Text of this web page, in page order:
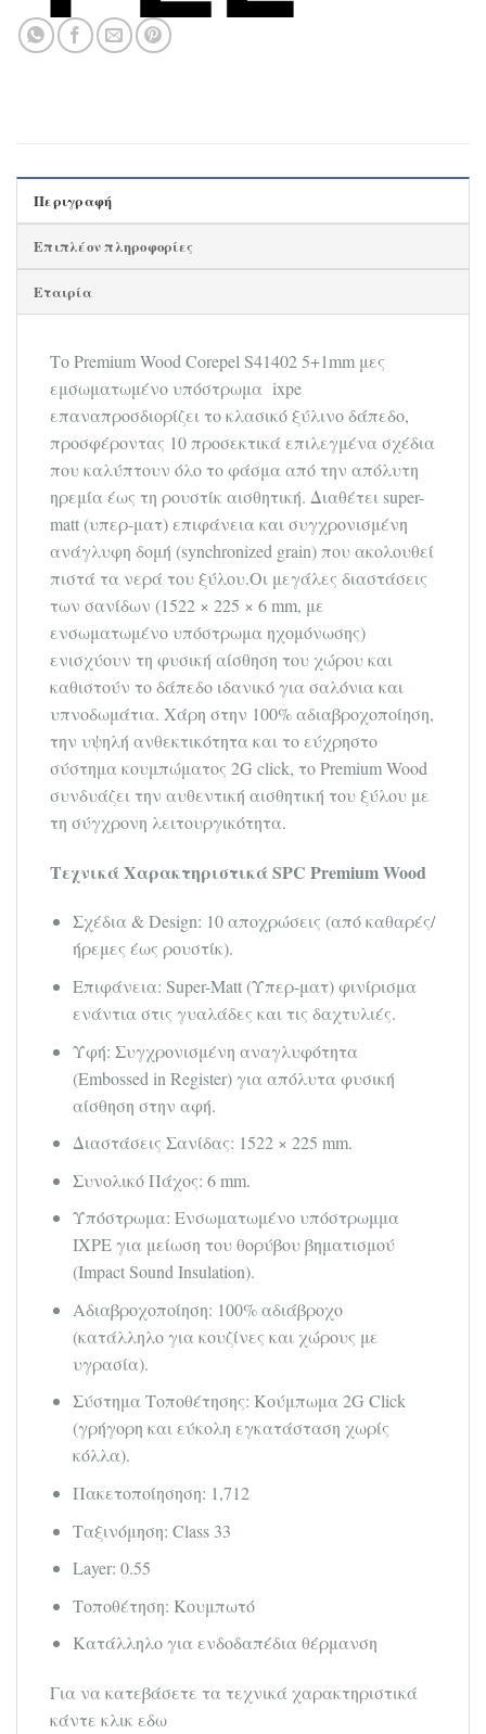
Περιγραφή
Επιπλέον πληροφορίες
Εταιρία
Το Premium Wood Corepel S41402 5+1mm μες
εμσωματωμένο υπόστρωμα ixpe
επαναπροσδιορίζει το κλασικό ξύλινο δάπεδο,
προσφέροντας 10 προσεκτικά επιλεγμένα σχέδια
που καλύπτουν όλο το φάσμα από την απόλυτη
ηρεμία έως τη ρουστίκ αισθητική. Διαθέτει super-
matt (υπερ-ματ) επιφάνεια και συγχρονισμένη
ανάγλυφη δομή (synchronized grain) που ακολουθεί
πιστά τα νερά του ξύλου.Οι μεγάλες διαστάσεις
των σανίδων (1522 × 225 × 6 mm, με
ενσωματωμένο υπόστρωμα ηχομόνωσης)
ενισχύουν τη φυσική αίσθηση του χώρου και
καθιστούν το δάπεδο ιδανικό για σαλόνια και
υπνοδωμάτια. Χάρη στην 100% αδιαβροχοποίηση,
την υψηλή ανθεκτικότητα και το εύχρηστο
σύστημα κουμπώματος 2G click, το Premium Wood
συνδυάζει την αυθεντική αισθητική του ξύλου με
τη σύγχρονη λειτουργικότητα.
Τεχνικά Χαρακτηριστικά SPC Premium Wood
Σχέδια & Design: 10 αποχρώσεις (από καθαρές/
ήρεμες έως ρουστίκ).
Επιφάνεια: Super-Matt (Υπερ-ματ) φινίρισμα
ενάντια στις γυαλάδες και τις δαχτυλιές.
Υφή: Συγχρονισμένη αναγλυφότητα
(Embossed in Register) για απόλυτα φυσική
αίσθηση στην αφή.
Διαστάσεις Σανίδας: 1522 × 225 mm.
Συνολικό Πάχος: 6 mm.
Υπόστρωμα: Ενσωματωμένο υπόστρωμμα
IXPE για μείωση του θορύβου βηματισμού
(Impact Sound Insulation).
Αδιαβροχοποίηση: 100% αδιάβροχο
(κατάλληλο για κουζίνες και χώρους με
υγρασία).
Σύστημα Τοποθέτησης: Κούμπωμα 2G Click
(γρήγορη και εύκολη εγκατάσταση χωρίς
κόλλα).
Πακετοποίησηση: 1,712
Ταξινόμηση: Class 33
Layer: 0.55
Τοποθέτηση: Κουμπωτό
Κατάλληλο για ενδοδαπέδια θέρμανση
Για να κατεβάσετε τα τεχνικά χαρακτηριστικά
κάντε κλικ εδω